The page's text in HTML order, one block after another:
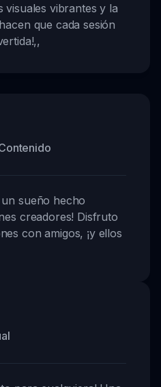
visuales vibrantes y la
que cada sesión
,,
un sueño hecho
creadores! Disfruto
con amigos, ¡y ellos